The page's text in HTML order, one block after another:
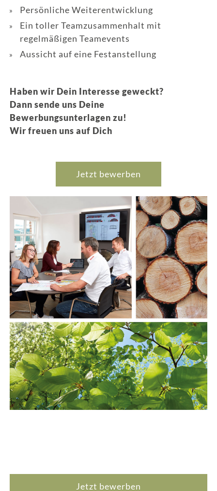
Persönliche Weiterentwicklung
Ein toller Teamzusammenhalt mit
regelmäßigen Teamevents
Aussicht auf eine Festanstellung
Haben wir Dein Interesse geweckt?
Dann sende uns Deine
Bewerbungsunterlagen zu!
Wir freuen uns auf Dich
Jetzt bewerben
Jetzt bewerben